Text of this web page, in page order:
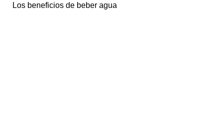
Los beneficios de beber agua